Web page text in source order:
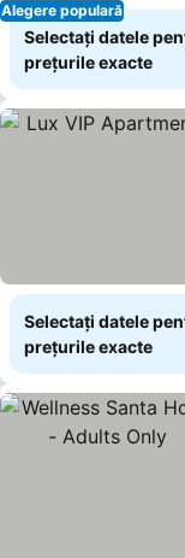
Alegere populară
Selectați datele
prețurile exacte
Selectați datele
prețurile exacte